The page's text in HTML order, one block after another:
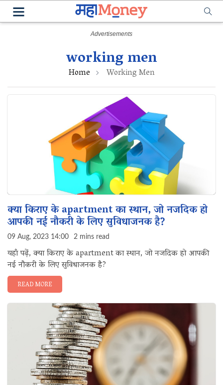
working men
Home Working Men
क्या किराए के apartment का स्थान, जो नजदिक हो
आपकी नई नौकरी के लिए सुविधाजनक है?
09 Aug, 2023 14:00 2 mins read
यहाँ पढ़ें, क्या किराए के apartment का स्थान, जो नजदिक हो आपकी
नई नौकरी के लिए सुविधाजनक है?
READ MORE